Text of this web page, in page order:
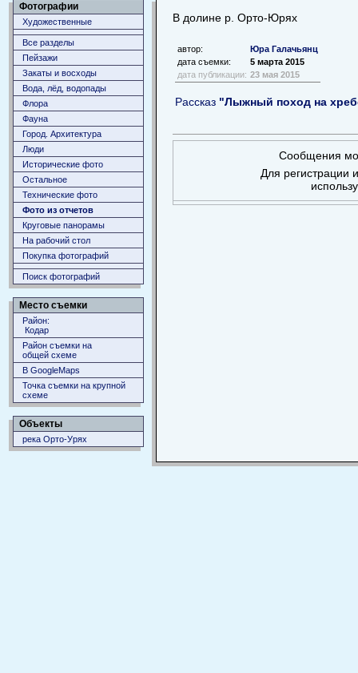
Фотографии
Художественные
Все разделы
Пейзажи
Закаты и восходы
Вода, лёд, водопады
Флора
Фауна
Город. Архитектура
Люди
Исторические фото
Остальное
Технические фото
Фото из отчетов
Круговые панорамы
На рабочий стол
Покупка фотографий
Поиск фотографий
Место съемки
Район:
Кодар
Район съемки на
общей схеме
В GoogleMaps
Точка съемки на крупной
схеме
Объекты
река Орто-Урях
В долине р. Орто-Юрях
автор:
Юра Галачьянц
дата съемки:
5 марта 2015
дата публикации: 23 мая 2015
Рассказ "Лыжный поход на
Сообщения
Для регистрации